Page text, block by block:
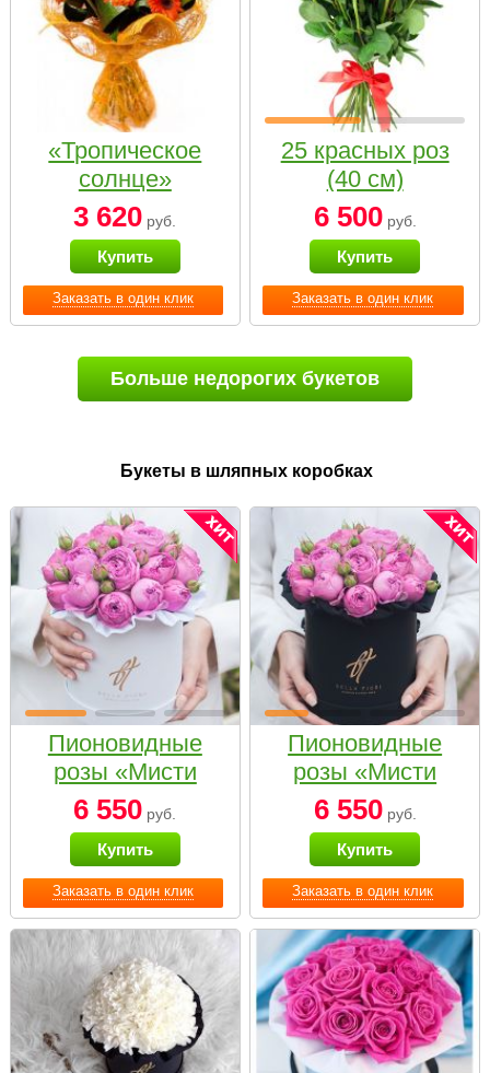
Заказать в один клик
«Тропическое
солнце»
3 620 руб.
Купить
Заказать в один клик
25 красных роз
(40 см)
6 500руб.
Купить
Больше недорогих букетов
Букеты в шляпных коробках
Заказать в один клик
Пионовидные
розы «Мисти
бабблс» в белой
коробке Small
6 550 руб.
Купить
Заказать в один клик
Пионовидные
розы «Мисти
бабблс» в
черной коробке
Small
6 550руб.
Купить